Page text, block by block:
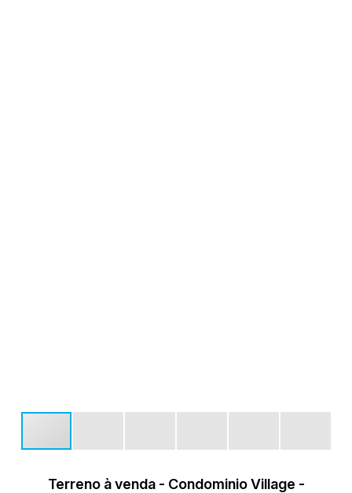
Terreno à venda - Condominio Village -